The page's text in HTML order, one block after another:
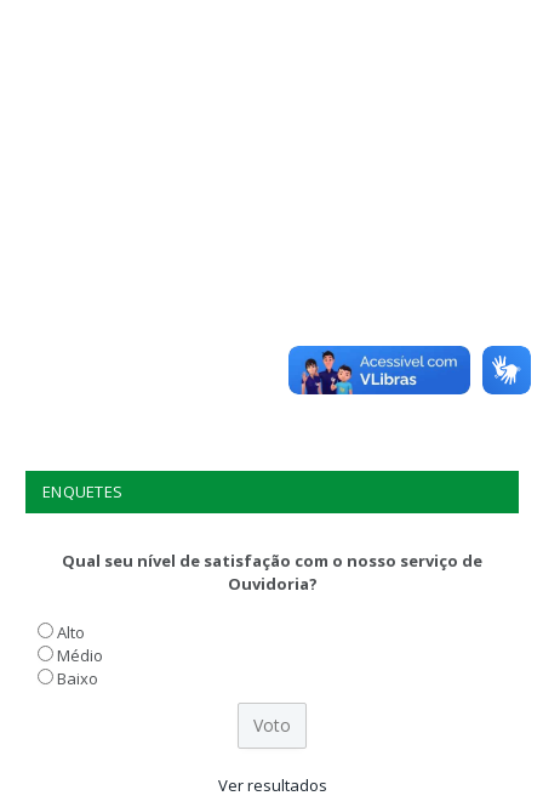
ENQUETES
Qual seu nível de satisfação com o nosso serviço de
Ouvidoria?
Alto
Médio
Baixo
Ver resultados